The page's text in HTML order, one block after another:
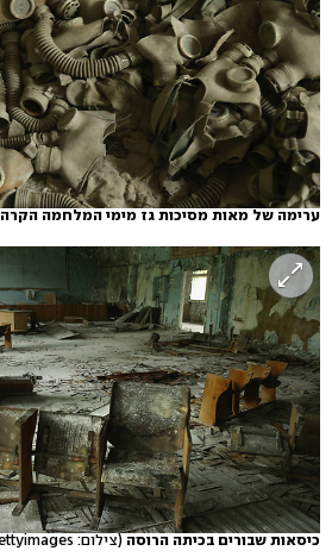
ערימה של מאות מסיכות גז מימי המלחמה הקרה
כיסאות שבורים בכיתה הרוסה(צילום: gettyimages)